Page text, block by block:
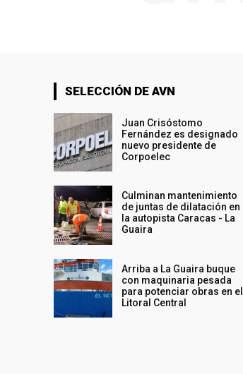
SELECCIÓN DE AVN
Juan Crisóstomo
Fernández es designado
nuevo presidente de
Corpoelec
Culminan mantenimiento
de juntas de dilatación en
la autopista Caracas - La
Guaira
Arriba a La Guaira buque
con maquinaria pesada
para potenciar obras en el
Litoral Central